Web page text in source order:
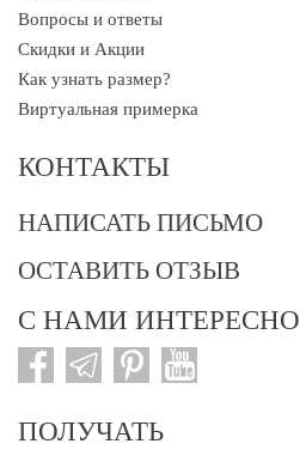
Вопросы и ответы
Скидки и Акции
Как узнать размер?
Виртуальная примерка
КОНТАКТЫ
НАПИСАТЬ ПИСЬМО
ОСТАВИТЬ ОТЗЫВ
С НАМИ ИНТЕРЕСНО
ПОЛУЧАТЬ